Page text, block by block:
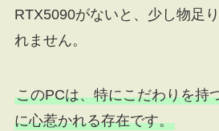
RTX5090がないと、少し物足
れません。
このPCは、特にこだわりを持
に心惹かれる存在です。